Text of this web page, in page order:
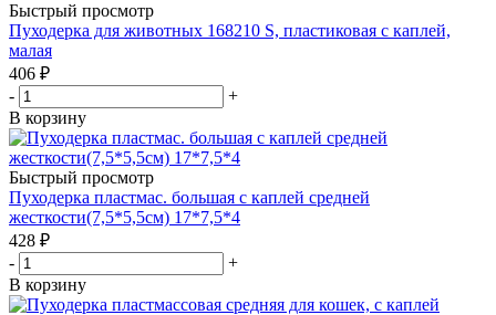
Быстрый просмотр
Пуходерка для животных 168210 S, пластиковая с каплей,
малая
406 ₽
-
+
В корзину
Быстрый просмотр
Пуходерка пластмас. большая с каплей средней
жесткости(7,5*5,5см) 17*7,5*4
428 ₽
-
+
В корзину